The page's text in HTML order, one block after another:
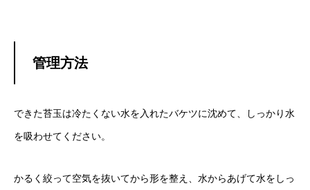
管理方法
できた苔玉は冷たくない水を入れたバケツに沈めて、しっかり水
を吸わせてください。
かるく絞って空気を抜いてから形を整え、水からあげて水をしっ